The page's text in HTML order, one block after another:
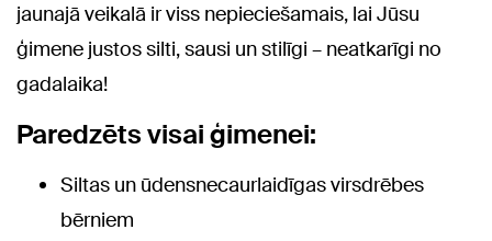
jaunajā veikalā ir viss nepieciešamais, lai Jūsu
ģimene justos silti, sausi un stilīgi – neatkarīgi no
gadalaika!
Paredzēts visai ģimenei:
Siltas un ūdensnecaurlaidīgas virsdrēbes
bērniem